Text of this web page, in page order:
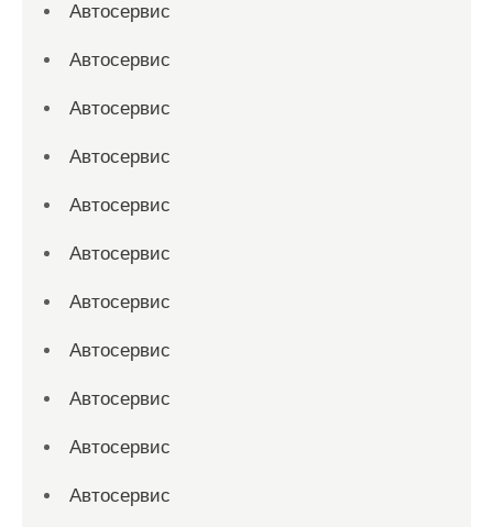
Автосервис
Автосервис
Автосервис
Автосервис
Автосервис
Автосервис
Автосервис
Автосервис
Автосервис
Автосервис
Автосервис